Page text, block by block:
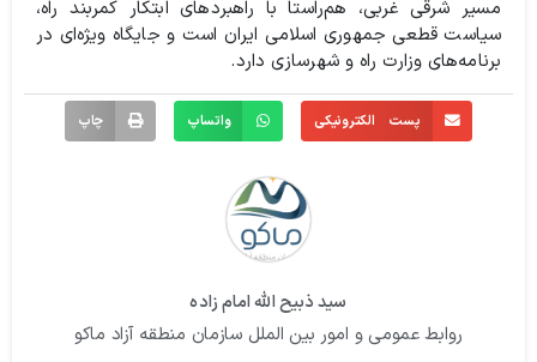
مسیر شرقی غربی، هم‌راستا با راهبردهای ابتکار کمربند راه،
سیاست قطعی جمهوری اسلامی ایران است و جایگاه ویژه‌ای در
برنامه‌های وزارت راه و شهرسازی دارد.
پست الکترونیکی واتساپ چاپ
سید ذبیح الله امام زاده
روابط عمومی و امور بین الملل سازمان منطقه آزاد ماکو